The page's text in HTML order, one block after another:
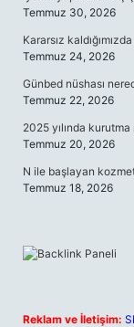
Temmuz 30, 2026
Kararsız
Temmuz 24, 2026
Günbed nüshası
Temmuz 22, 2026
2025 yılında
Temmuz 20, 2026
N ile başlayan
Temmuz 18, 2026
Reklam ve İletişim: